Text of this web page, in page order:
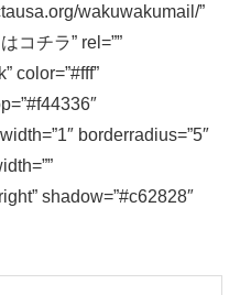
wakuwakumail/”
コチラ” rel=””
color=”#fff”
borderradius=”5″
shadow=”#c62828″